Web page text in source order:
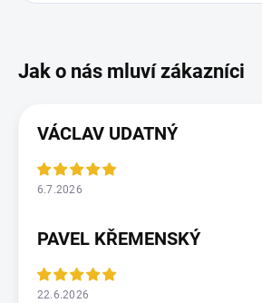
VÁCLAV UDATNÝ
6.7.2026
PAVEL KŘEMENSKÝ
22.6.2026